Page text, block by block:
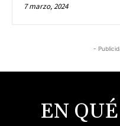
7 marzo, 2024
-
EN